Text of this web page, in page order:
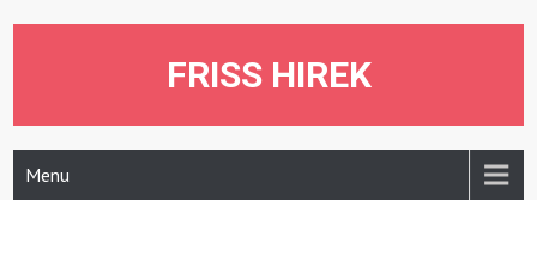
FRISS HIREK
Menu